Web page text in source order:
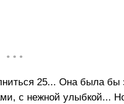
• • •
25... Она была бы
с нежной улыбкой...